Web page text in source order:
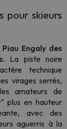
pour skieurs
Engaly des
La piste noire
technique
virages serrés,
amateurs de
plus en hauteur
avec des
aguerris à la